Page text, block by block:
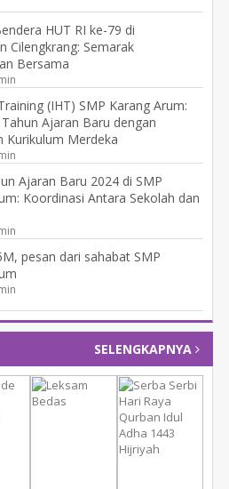
HUT RI ke-79 di
Cilengkrang: Semarak
Bersama
(IHT) SMP Karang Arum:
Ajaran Baru dengan
Kurikulum Merdeka
Ajaran Baru 2024 di SMP
Koordinasi Antara Sekolah dan
pesan dari sahabat SMP
SELENGKAPNYA